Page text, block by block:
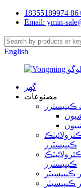
Email: ymin-
English
گھر
مصنوعات
ڪيپيسٽرز
ڪيپيسٽرز
ڪيپيسٽرز
ڪيپيسيٽر
ڪيپيسيٽر